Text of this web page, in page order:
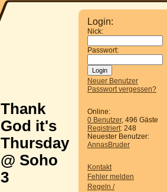
Login:
Nick:
Passwort:
Neuer Benutzer
Passwort vergessen?
Online:
0 Benutzer, 496 Gäste
Registriert: 248
Neuester Benutzer:
AnnasBruder
Kontakt
Fehler melden
Regeln /
Thank
God it's
Thursday
@ Soho
3